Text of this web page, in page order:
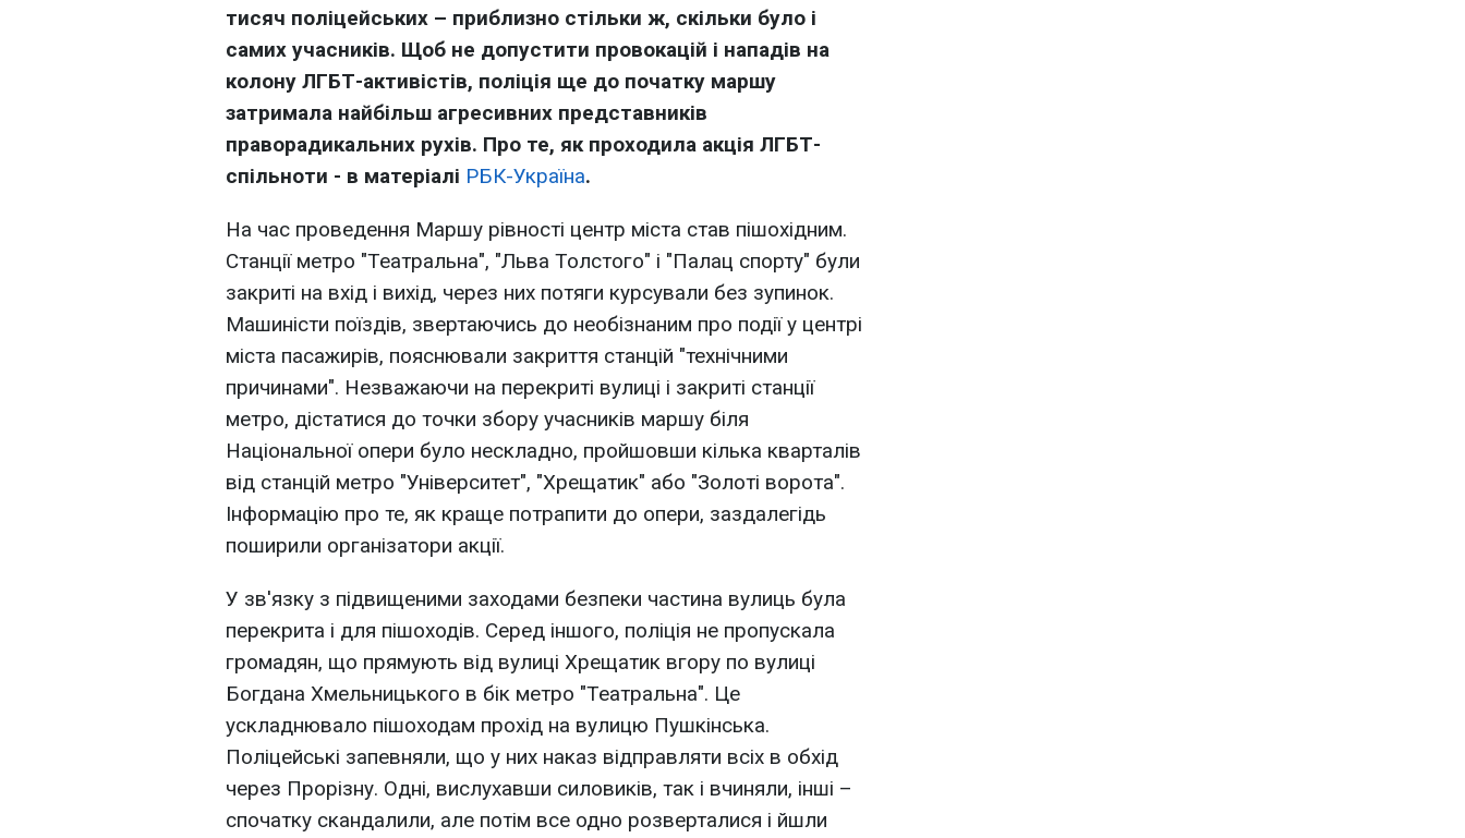
тисяч поліцейських – приблизно стільки ж, скільки було і
самих учасників. Щоб не допустити провокацій і нападів на
колону ЛГБТ-активістів, поліція ще до початку маршу
затримала найбільш агресивних представників
праворадикальних рухів. Про те, як проходила акція ЛГБТ-
спільноти - в матеріалі РБК-Україна.
На час проведення Маршу рівності центр міста став пішохідним.
Станції метро "Театральна", "Льва Толстого" і "Палац спорту" були
закриті на вхід і вихід, через них потяги курсували без зупинок.
Машиністи поїздів, звертаючись до необізнаним про події у центрі
міста пасажирів, пояснювали закриття станцій "технічними
причинами". Незважаючи на перекриті вулиці і закриті станції
метро, дістатися до точки збору учасників маршу біля
Національної опери було нескладно, пройшовши кілька кварталів
від станцій метро "Університет", "Хрещатик" або "Золоті ворота".
Інформацію про те, як краще потрапити до опери, заздалегідь
поширили організатори акції.
У зв'язку з підвищеними заходами безпеки частина вулиць була
перекрита і для пішоходів. Серед іншого, поліція не пропускала
громадян, що прямують від вулиці Хрещатик вгору по вулиці
Богдана Хмельницького в бік метро "Театральна". Це
ускладнювало пішоходам прохід на вулицю Пушкінська.
Поліцейські запевняли, що у них наказ відправляти всіх в обхід
через Прорізну. Одні, вислухавши силовиків, так і вчиняли, інші –
спочатку скандалили, але потім все одно розверталися і йшли